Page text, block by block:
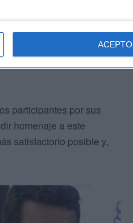
ACEPTO
participantes por sus
homenaje a este
satisfactorio posible y,